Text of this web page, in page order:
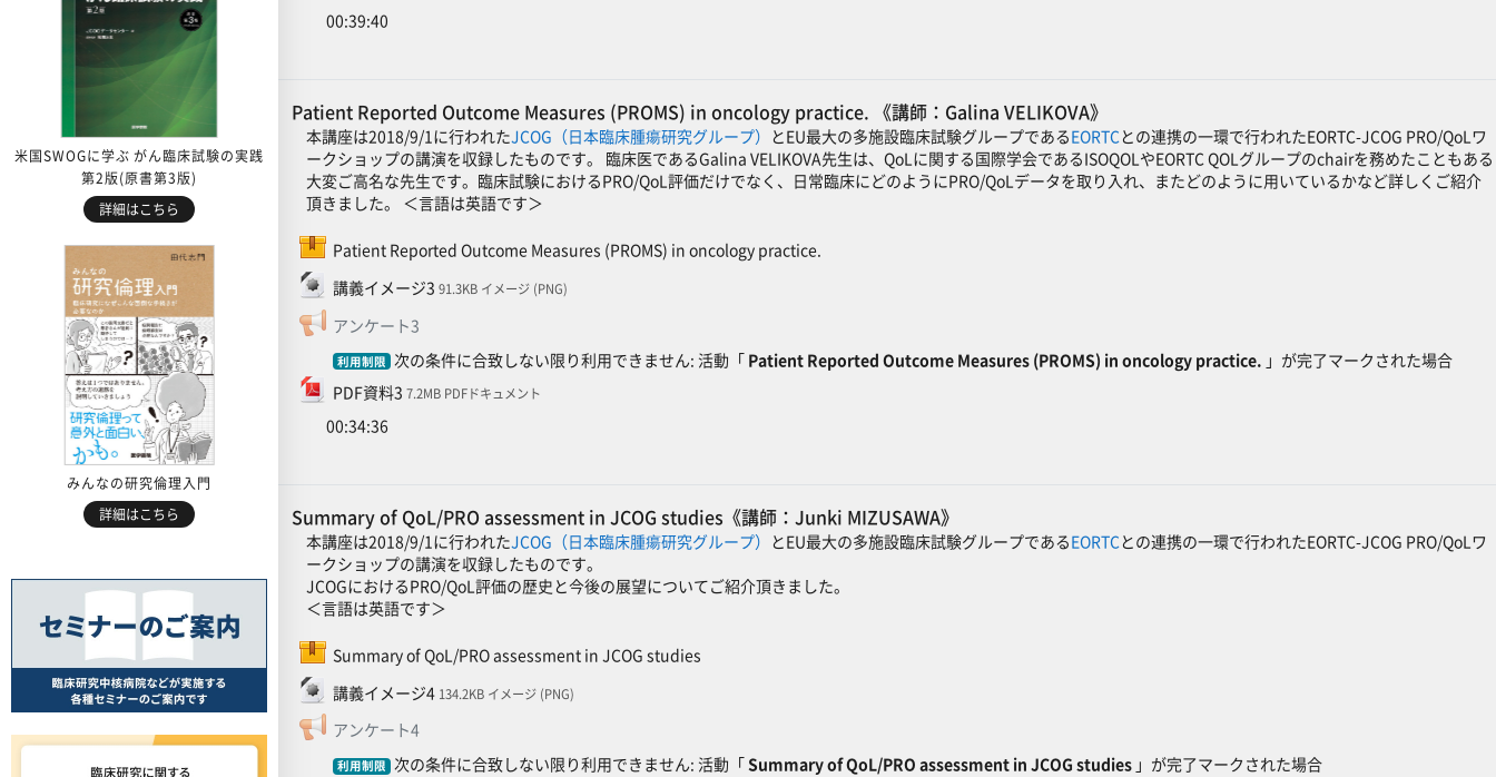
米国SWOGに学ぶ がん臨床試験の実践
第2版(原書第3版)
詳細はこちら
みんなの研究倫理入門
詳細はこちら
00:39:40
Patient Reported Outcome Measures (PROMS) in oncology practice. 《講師：Galina VELIKOVA》
本講座は2018/9/1に行われたJCOG（日本臨床腫瘍研究グループ） とEU最大の多施設臨床試験グループであるEORTC との連携の一環で行われたEORTC-JCOG PRO/QoLワ
ークショップの講演を収録したものです。 臨床医であるGalina VELIKOVA先生は、QoLに関する国際学会であるISOQOLやEORTC QOLグループのchairを務めたこともある
大変ご高名な先生です。臨床試験におけるPRO/QoL評価だけでなく、日常臨床にどのようにPRO/QoLデータを取り入れ、またどのように用いているかなど詳しくご紹介
頂きました。 ＜言語は英語です＞
Patient Reported Outcome Measures (PROMS) in oncology practice.SCORMパッケージ
講義イメージ3ファイル91.3KB イメージ (PNG)
アンケート3フィードバック
利用制限 次の条件に合致しない限り利用できません: 活動「 Patient Reported Outcome Measures (PROMS) in oncology practice. 」が完了マークされた場合
PDF資料3
ファイル7.2MB PDFドキュメント
00:34:36
Summary of QoL/PRO assessment in JCOG studies《講師：Junki MIZUSAWA》
本講座は2018/9/1に行われたJCOG（日本臨床腫瘍研究グループ） とEU最大の多施設臨床試験グループであるEORTC との連携の一環で行われたEORTC-JCOG PRO/QoLワ
ークショップの講演を収録したものです。
JCOGにおけるPRO/QoL評価の歴史と今後の展望についてご紹介頂きました。
＜言語は英語です＞
Summary of QoL/PRO assessment in JCOG studiesSCORMパッケージ
講義イメージ4ファイル134.2KB イメージ (PNG)
アンケート4
利用制限 次の条件に合致しない限り利用できません: 活動「Summary of QoL/PRO assessment in JCOG studies 」が完了マークされた場合